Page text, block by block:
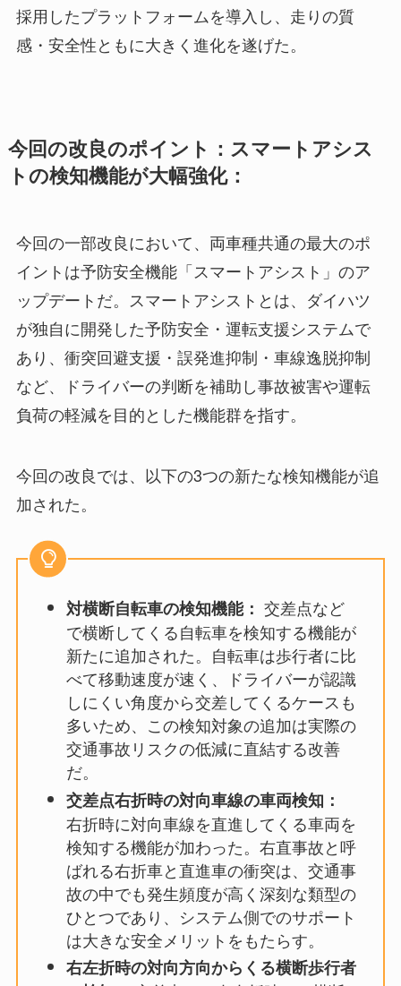
採用したプラットフォームを導入し、走りの質
感・安全性ともに大きく進化を遂げた。
今回の改良のポイント：スマートアシス
トの検知機能が大幅強化：
今回の一部改良において、両車種共通の最大のポ
イントは予防安全機能「スマートアシスト」のア
ップデートだ。スマートアシストとは、ダイハツ
が独自に開発した予防安全・運転支援システムで
あり、衝突回避支援・誤発進抑制・車線逸脱抑制
など、ドライバーの判断を補助し事故被害や運転
負荷の軽減を目的とした機能群を指す。
今回の改良では、以下の3つの新たな検知機能が追
加された。
対横断自転車の検知機能： 交差点など
で横断してくる自転車を検知する機能が
新たに追加された。自転車は歩行者に比
べて移動速度が速く、ドライバーが認識
しにくい角度から交差してくるケースも
多いため、この検知対象の追加は実際の
交通事故リスクの低減に直結する改善
だ。
交差点右折時の対向車線の車両検知：
右折時に対向車線を直進してくる車両を
検知する機能が加わった。右直事故と呼
ばれる右折車と直進車の衝突は、交通事
故の中でも発生頻度が高く深刻な類型の
ひとつであり、システム側でのサポート
は大きな安全メリットをもたらす。
右左折時の対向方向からくる横断歩行者